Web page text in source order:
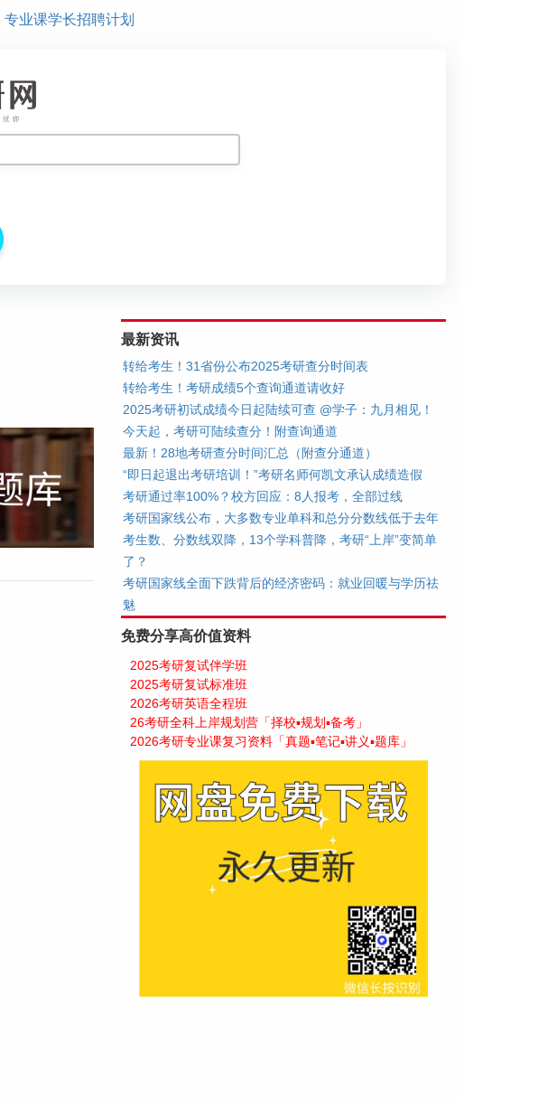
专业课学长招聘计划
最新资讯
转给考生！31省份公布2025考研查分时间表
转给考生！考研成绩5个查询通道请收好
2025考研初试成绩今日起陆续可查 @学子：九月相见！
今天起，考研可陆续查分！附查询通道
最新！28地考研查分时间汇总（附查分通道）
“即日起退出考研培训！”考研名师何凯文承认成绩造假
考研通过率100%？校方回应：8人报考，全部过线
考研国家线公布，大多数专业单科和总分分数线低于去年
考生数、分数线双降，13个学科普降，考研“上岸”变简单
了？
考研国家线全面下跌背后的经济密码：就业回暖与学历祛
魅
免费分享高价值资料
2025考研复试伴学班
2025考研复试标准班
2026考研英语全程班
26考研全科上岸规划营「择校▪规划▪备考」
2026考研专业课复习资料「真题▪笔记▪讲义▪题库」